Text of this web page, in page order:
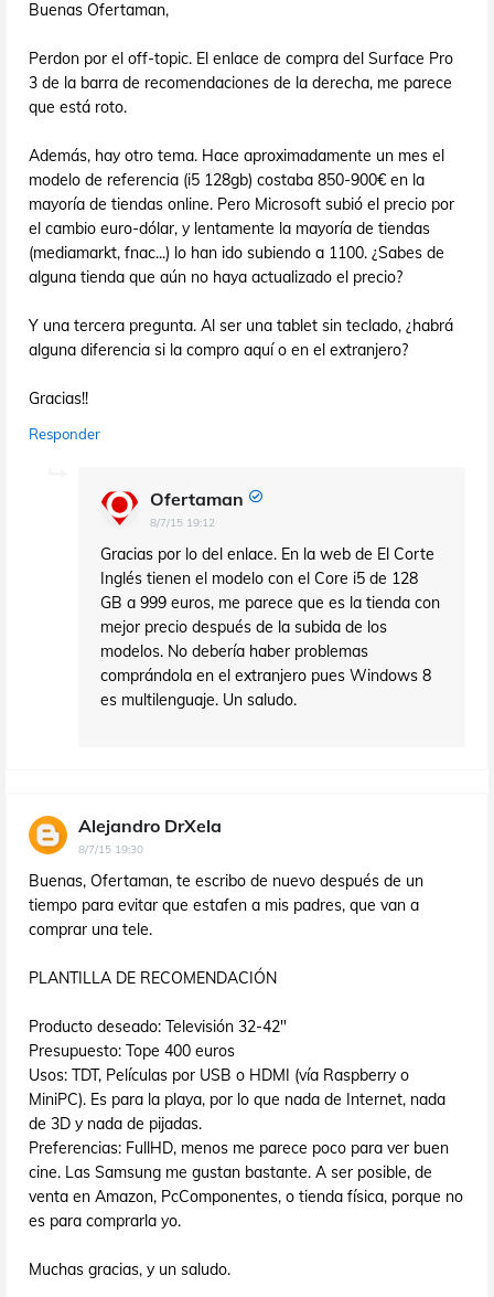
Buenas Ofertaman,
Perdon por el off-topic. El enlace de compra del Surface Pro
3 de la barra de recomendaciones de la derecha, me parece
que está roto.
Además, hay otro tema. Hace aproximadamente un mes el
modelo de referencia (i5 128gb) costaba 850-900€ en la
mayoría de tiendas online. Pero Microsoft subió el precio por
el cambio euro-dólar, y lentamente la mayoría de tiendas
(mediamarkt, fnac...) lo han ido subiendo a 1100. ¿Sabes de
alguna tienda que aún no haya actualizado el precio?
Y una tercera pregunta. Al ser una tablet sin teclado, ¿habrá
alguna diferencia si la compro aquí o en el extranjero?
Gracias!!
Responder
Ofertaman
8/7/15 19:12
Gracias por lo del enlace. En la web de El Corte
Inglés tienen el modelo con el Core i5 de 128
GB a 999 euros, me parece que es la tienda con
mejor precio después de la subida de los
modelos. No debería haber problemas
comprándola en el extranjero pues Windows 8
es multilenguaje. Un saludo.
Alejandro DrXela
8/7/15 19:30
Buenas, Ofertaman, te escribo de nuevo después de un
tiempo para evitar que estafen a mis padres, que van a
comprar una tele.
PLANTILLA DE RECOMENDACIÓN
Producto deseado: Televisión 32-42"
Presupuesto: Tope 400 euros
Usos: TDT, Películas por USB o HDMI (vía Raspberry o
MiniPC). Es para la playa, por lo que nada de Internet, nada
de 3D y nada de pijadas.
Preferencias: FullHD, menos me parece poco para ver buen
cine. Las Samsung me gustan bastante. A ser posible, de
venta en Amazon, PcComponentes, o tienda física, porque no
es para comprarla yo.
Muchas gracias, y un saludo.